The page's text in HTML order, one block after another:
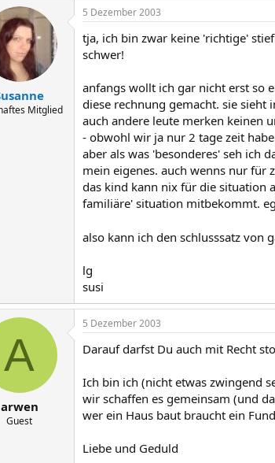
Mitglied
5 Dezember 2003
tja, ich bin zwar keine 'richtige'
schwer!
anfangs wollt ich gar nicht erst so
diese rechnung gemacht. sie
auch andere leute merken keinen
- obwohl wir ja nur 2 tage zeit
aber als was 'besonderes' seh ich
mein eigenes. auch wenns nur für
das kind kann nix für die situation
familiäre' situation mitbekommt.
also kann ich den schlusssatz von
lg
susi
A
arwen
Guest
5 Dezember 2003
Darauf darfst Du auch mit Recht
Ich bin ich (nicht etwas zwingend
wir schaffen es gemeinsam (und
wer ein Haus baut braucht ein
Liebe und Geduld